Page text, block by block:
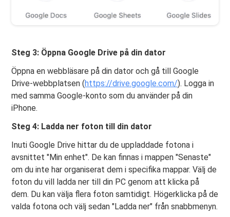
Steg 3: Öppna Google Drive på din dator
Öppna en webbläsare på din dator och gå till Google
Drive-webbplatsen (https://drive.google.com/). Logga in
med samma Google-konto som du använder på din
iPhone.
Steg 4: Ladda ner foton till din dator
Inuti Google Drive hittar du de uppladdade fotona i
avsnittet "Min enhet". De kan finnas i mappen "Senaste"
om du inte har organiserat dem i specifika mappar. Välj de
foton du vill ladda ner till din PC genom att klicka på
dem. Du kan välja flera foton samtidigt. Högerklicka på de
valda fotona och välj sedan "Ladda ner" från snabbmenyn.